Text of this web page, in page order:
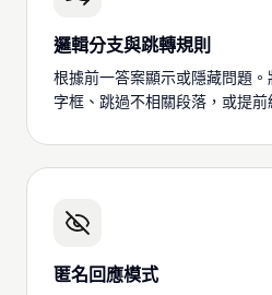
邏輯分支與跳轉規則
根據前一答案顯示或隱藏問題
字框、跳過不相關段落，或提前
匿名回應模式